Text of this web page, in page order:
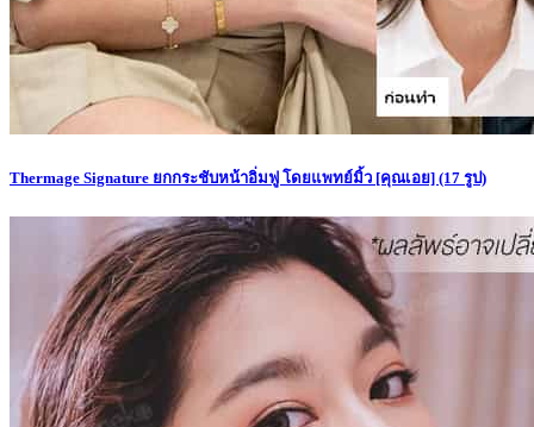
Thermage Signature ยกกระชับหน้าอิ่มฟู โดยแพทย์มิ้ว [คุณเอย] (17 รูป)